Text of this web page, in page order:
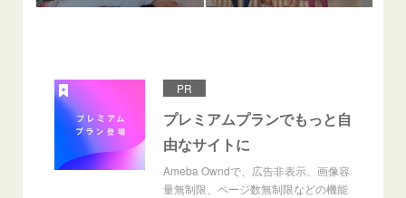
PR
プレミアムプランでもっと自
由なサイトに
Ameba Owndで、広告非表示、画像容
量無制限、ページ数無制限などの機能